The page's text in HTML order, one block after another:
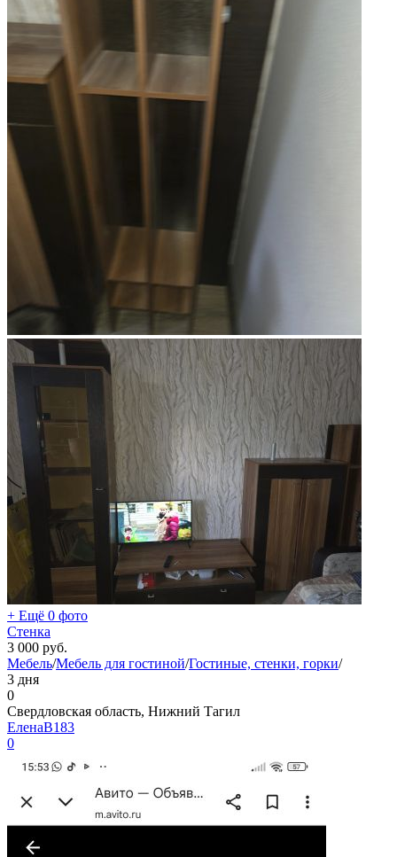
+ Ещё 0 фото
Стенка
3 000 руб.
Мебель/Мебель для гостиной/Гостиные, стенки, горки/
3 дня
0
Свердловская область, Нижний Тагил
ЕленаВ183
0